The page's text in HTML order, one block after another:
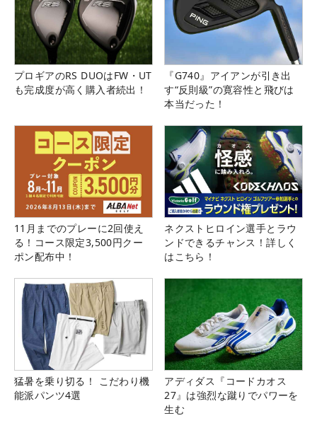
プロギアのRS DUOはFW・UT
も完成度が高く購入者続出！
『G740』アイアンが引き出
す“反則級”の寛容性と飛びは
本当だった！
11月までのプレーに2回使え
る！コース限定3,500円クー
ポン配布中！
ネクストヒロイン選手とラウ
ンドできるチャンス！詳しく
はこちら！
猛暑を乗り切る！ こだわり機
能派パンツ4選
アディダス『コードカオス
27』は強烈な蹴りでパワーを
生む